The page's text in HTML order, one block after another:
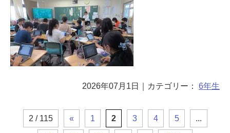
2026年07月1日 ｜カテゴリー： 6年生
2 / 115 « 1 2 3 4 5 ...